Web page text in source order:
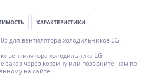
ХАРАКТЕРИСТИКИ
для вентилятора холодильников LG.
вентилятора холодильника LG -
заказ через корзину или позвоните нам по
на сайте.